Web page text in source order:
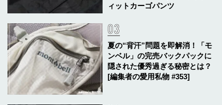
ィットカーゴパンツ
夏の“背汗”問題を即解消！「モ
ンベル」の完売バックパックに
隠された優秀過ぎる秘密とは？
[編集者の愛用私物 #353]